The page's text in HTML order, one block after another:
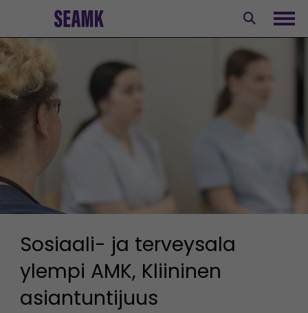
Sosiaali- ja terveysala
ylempi AMK, Kliininen
asiantuntijuus